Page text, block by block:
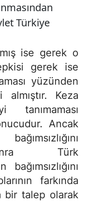
Türkiye
ise gerek o
gerek ise
yüzünden
almıştır. Keza
tanımaması
Ancak
Türk
farkında
bir talep olarak